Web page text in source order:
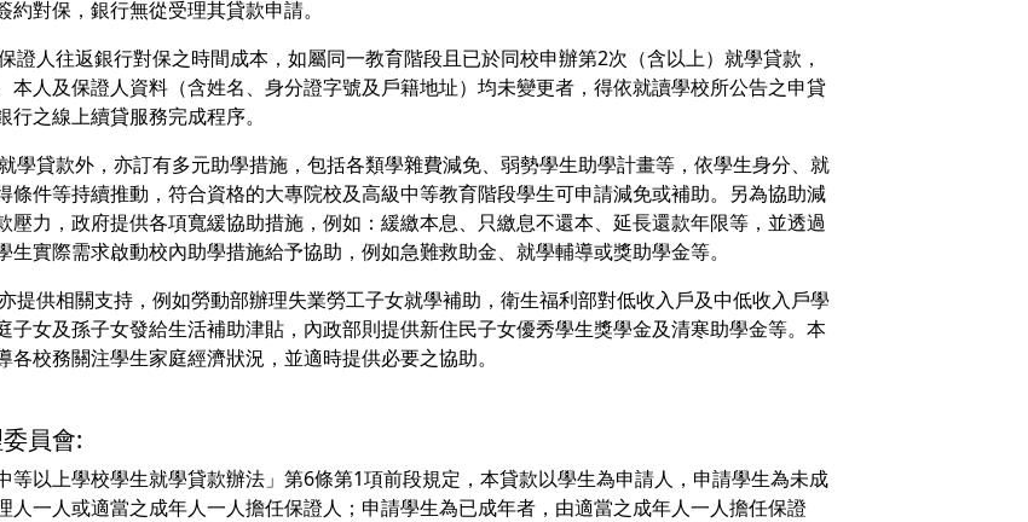
約對保，銀行無從受理其貸款申請。
證人往返銀行對保之時間成本，如屬同一教育階段且已於同校申辦第2次（含以上）就學貸款，
本人及保證人資料（含姓名、身分證字號及戶籍地址）均未變更者，得依就讀學校所公告之申貸
行之線上續貸服務完成程序。
學貸款外，亦訂有多元助學措施，包括各類學雜費減免、弱勢學生助學計畫等，依學生身分、就
條件等持續推動，符合資格的大專院校及高級中等教育階段學生可申請減免或補助。另為協助減
壓力，政府提供各項寬緩協助措施，例如：緩繳本息、只繳息不還本、延長還款年限等，並透過
生實際需求啟動校內助學措施給予協助，例如急難救助金、就學輔導或獎助學金等。
提供相關支持，例如勞動部辦理失業勞工子女就學補助，衛生福利部對低收入戶及中低收入戶學
子女及孫子女發給生活補助津貼，內政部則提供新住民子女優秀學生獎學金及清寒助學金等。本
各校務關注學生家庭經濟狀況，並適時提供必要之協助。
員會:
等以上學校學生就學貸款辦法」第6條第1項前段規定，本貸款以學生為申請人，申請學生為未成
人一人或適當之成年人一人擔任保證人；申請學生為已成年者，由適當之成年人一人擔任保證